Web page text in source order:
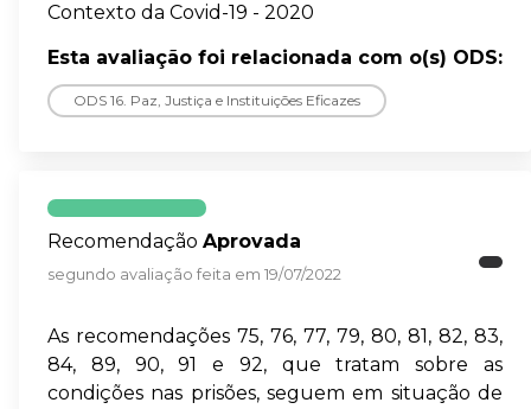
Contexto da Covid-19 - 2020
Esta avaliação foi relacionada com o(s) ODS:
ODS 16. Paz, Justiça e Instituições Eficazes
Recomendação Aprovada
segundo avaliação feita em 19/07/2022
As recomendações 75, 76, 77, 79, 80, 81, 82, 83,
84, 89, 90, 91 e 92, que tratam sobre as
condições nas prisões, seguem em situação de